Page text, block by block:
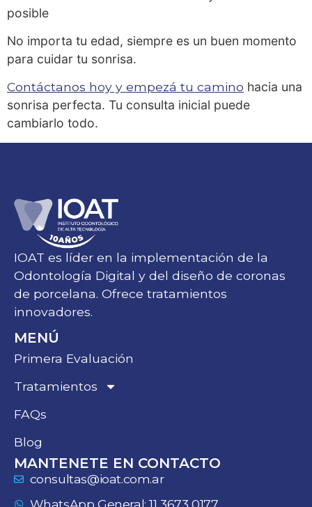
posible
No importa tu edad, siempre es un buen momento
para cuidar tu sonrisa.
Contáctanos hoy y empezá tu camino hacia una
sonrisa perfecta. Tu consulta inicial puede
cambiarlo todo.
IOAT es líder en la implementación de la
Odontología Digital y del diseño de coronas
de porcelana. Ofrece tratamientos
innovadores.
MENÚ
Primera Evaluación
Tratamientos
FAQs
Blog
MANTENETE EN CONTACTO
consultas@ioat.com.ar
WhatsApp General: 11 3673 0177